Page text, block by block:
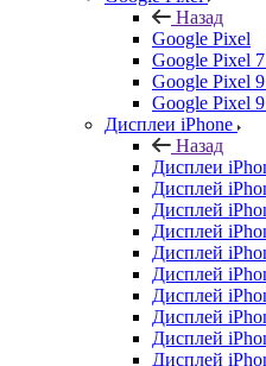
Назад
Google Pixel
Google Pixel
Google Pixel
Google Pixel
Дисплеи iPhone
Назад
Дисплеи
Дисплей
Дисплей
Дисплей
Дисплей
Дисплей
Дисплей
Дисплей
Дисплей
Дисплей